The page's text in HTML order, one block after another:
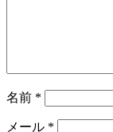
名前 *
メール *